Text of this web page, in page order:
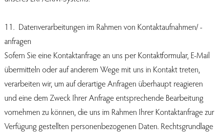
11. Datenverarbeitungen im Rahmen von Kontaktaufnahmen/ -
anfragen
Sofern Sie eine Kontaktanfrage an uns per Kontaktformular, E-Mail
übermitteln oder auf anderem Wege mit uns in Kontakt treten,
verarbeiten wir, um auf derartige Anfragen überhaupt reagieren
und eine dem Zweck Ihrer Anfrage entsprechende Bearbeitung
vornehmen zu können, die uns im Rahmen Ihrer Kontaktanfrage zur
Verfügung gestellten personenbezogenen Daten. Rechtsgrundlage